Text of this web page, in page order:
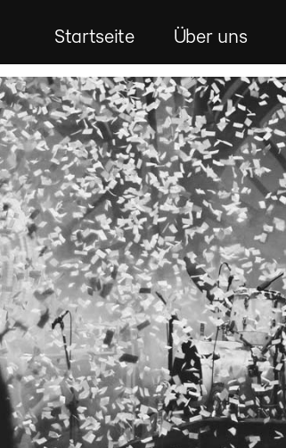
Startseite Über uns